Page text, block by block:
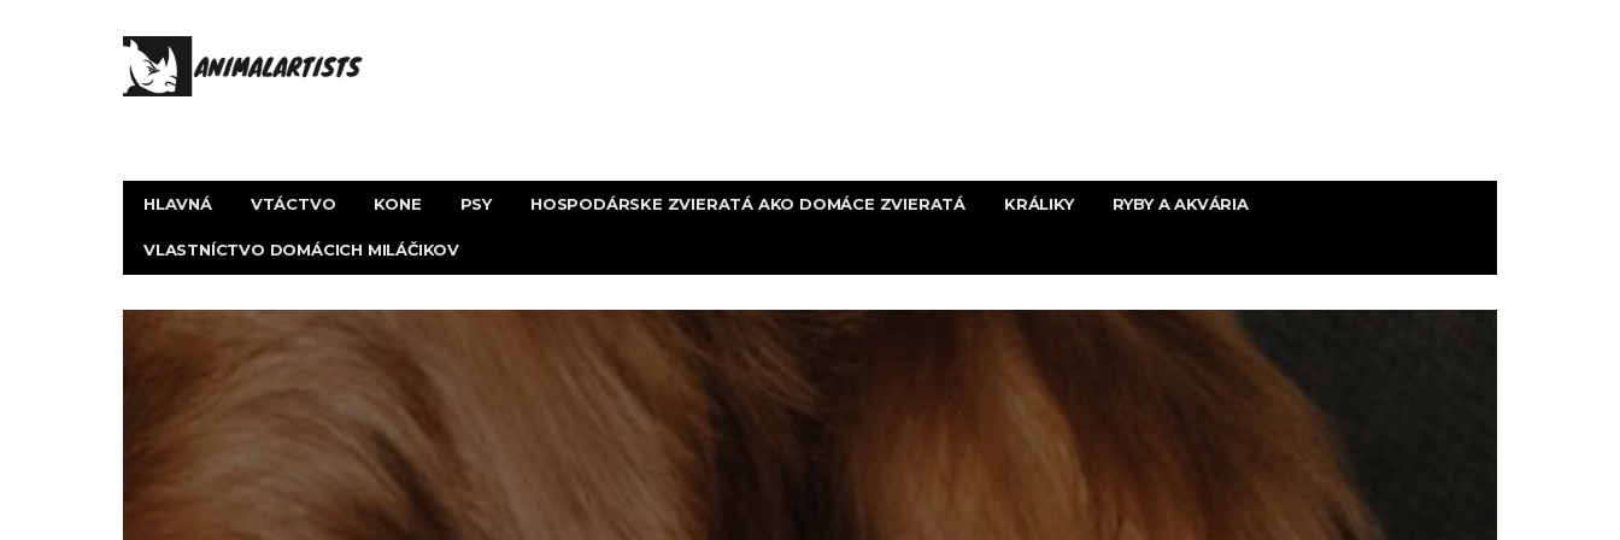
HLAVNÁ VTÁCTVO KONE PSY HOSPODÁRSKE ZVIERATÁ AKO DOMÁCE ZVIERATÁ KRÁLIKY RYBY A AKVÁRIA
VLASTNÍCTVO DOMÁCICH MILÁČIKOV